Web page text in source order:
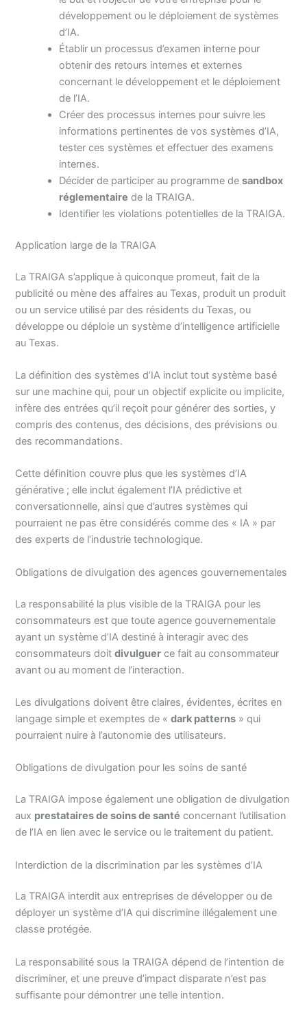
développement ou le déploiement de systèmes
d’IA.
Établir un processus d’examen interne pour
obtenir des retours internes et externes
concernant le développement et le déploiement
de l’IA.
Créer des processus internes pour suivre les
informations pertinentes de vos systèmes d’IA,
tester ces systèmes et effectuer des examens
internes.
Décider de participer au programme desandbox
réglementaire de la TRAIGA.
Identifier les violations potentielles de la TRAIGA.
Application large de la TRAIGA
La TRAIGA s’applique à quiconque promeut, fait de la
publicité ou mène des affaires au Texas, produit un produit
ou un service utilisé par des résidents du Texas, ou
développe ou déploie un système d’intelligence artificielle
au Texas.
La définition des systèmes d’IA inclut tout système basé
sur une machine qui, pour un objectif explicite ou implicite,
infère des entrées qu’il reçoit pour générer des sorties, y
compris des contenus, des décisions, des prévisions ou
des recommandations.
Cette définition couvre plus que les systèmes d’IA
générative ; elle inclut également l’IA prédictive et
conversationnelle, ainsi que d’autres systèmes qui
pourraient ne pas être considérés comme des « IA » par
des experts de l’industrie technologique.
Obligations de divulgation des agences gouvernementales
La responsabilité la plus visible de la TRAIGA pour les
consommateurs est que toute agence gouvernementale
ayant un système d’IA destiné à interagir avec des
consommateurs doitdivulguer ce fait au consommateur
avant ou au moment de l’interaction.
Les divulgations doivent être claires, évidentes, écrites en
langage simple et exemptes de «dark patterns » qui
pourraient nuire à l’autonomie des utilisateurs.
Obligations de divulgation pour les soins de santé
La TRAIGA impose également une obligation de divulgation
aux prestataires de soins de santé concernant l’utilisation
de l’IA en lien avec le service ou le traitement du patient.
Interdiction de la discrimination par les systèmes d’IA
La TRAIGA interdit aux entreprises de développer ou de
déployer un système d’IA qui discrimine illégalement une
classe protégée.
La responsabilité sous la TRAIGA dépend de l’intention de
discriminer, et une preuve d’impact disparate n’est pas
suffisante pour démontrer une telle intention.